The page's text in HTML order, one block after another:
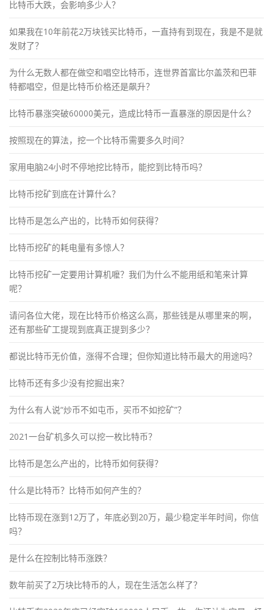
比特币大跌，会影响多少人？
如果我在10年前花2万块钱买比特币，一直持有到现在，我是不是就
发财了？
为什么无数人都在做空和唱空比特币，连世界首富比尔盖茨和巴菲
特都唱空，但是比特币价格还是飙升？
比特币暴涨突破60000美元，造成比特币一直暴涨的原因是什么？
按照现在的算法，挖一个比特币需要多久时间？
家用电脑24小时不停地挖比特币，能挖到比特币吗？
比特币挖矿到底在计算什么？
比特币是怎么产出的，比特币如何获得？
比特币挖矿的耗电量有多惊人？
比特币挖矿一定要用计算机嚒？我们为什么不能用纸和笔来计算
呢？
请问各位大佬，现在比特币价格这么高，那些钱是从哪里来的啊，
还有那些矿工提现到底真正提到多少？
都说比特币无价值，涨得不合理；但你知道比特币最大的用途吗？
比特币还有多少没有挖掘出来？
为什么有人说“炒币不如屯币，买币不如挖矿”？
2021一台矿机多久可以挖一枚比特币？
比特币是怎么产出的，比特币如何获得？
什么是比特币？比特币如何产生的？
比特币现在涨到12万了，年底必到20万，最少稳定半年时间，你信
吗？
是什么在控制比特币涨跌？
数年前买了2万块比特币的人，现在生活怎么样了？